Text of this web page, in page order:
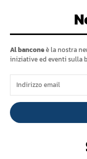
Al banconeè la nostra
iniziative ed eventi sulla